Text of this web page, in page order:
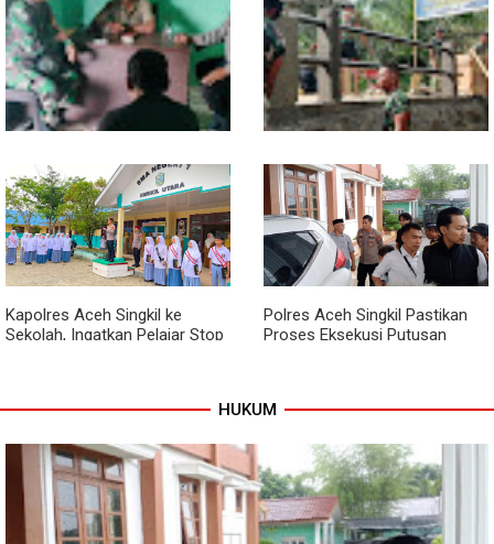
Garuda Dikebut, Kodim 0118
Optimistis Tepat Waktu
Pancasila dan Cinta Tanah Air
kepada Siswa SMP
Babinsa dan Bhabinkamtibmas
Kompak Gaungkan Gerakan
Kibarkan Merah Putih
Kodim 0118 Kebut Tahap Akhir
Jembatan Garuda, Pengecoran
Kepala Jembatan Terus
Berjalan
Kapolres Aceh Singkil ke
Sekolah, Ingatkan Pelajar Stop
Polres Aceh Singkil Pastikan
Proses Eksekusi Putusan
HUKUM